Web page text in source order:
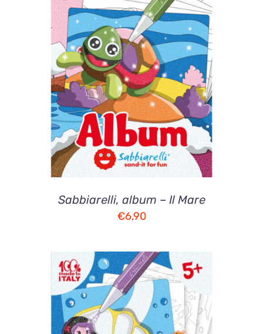
AGGIUNGI AL CARRELLO
/
DETTAGLI
Sabbiarelli, album – Il Mare
€6,90